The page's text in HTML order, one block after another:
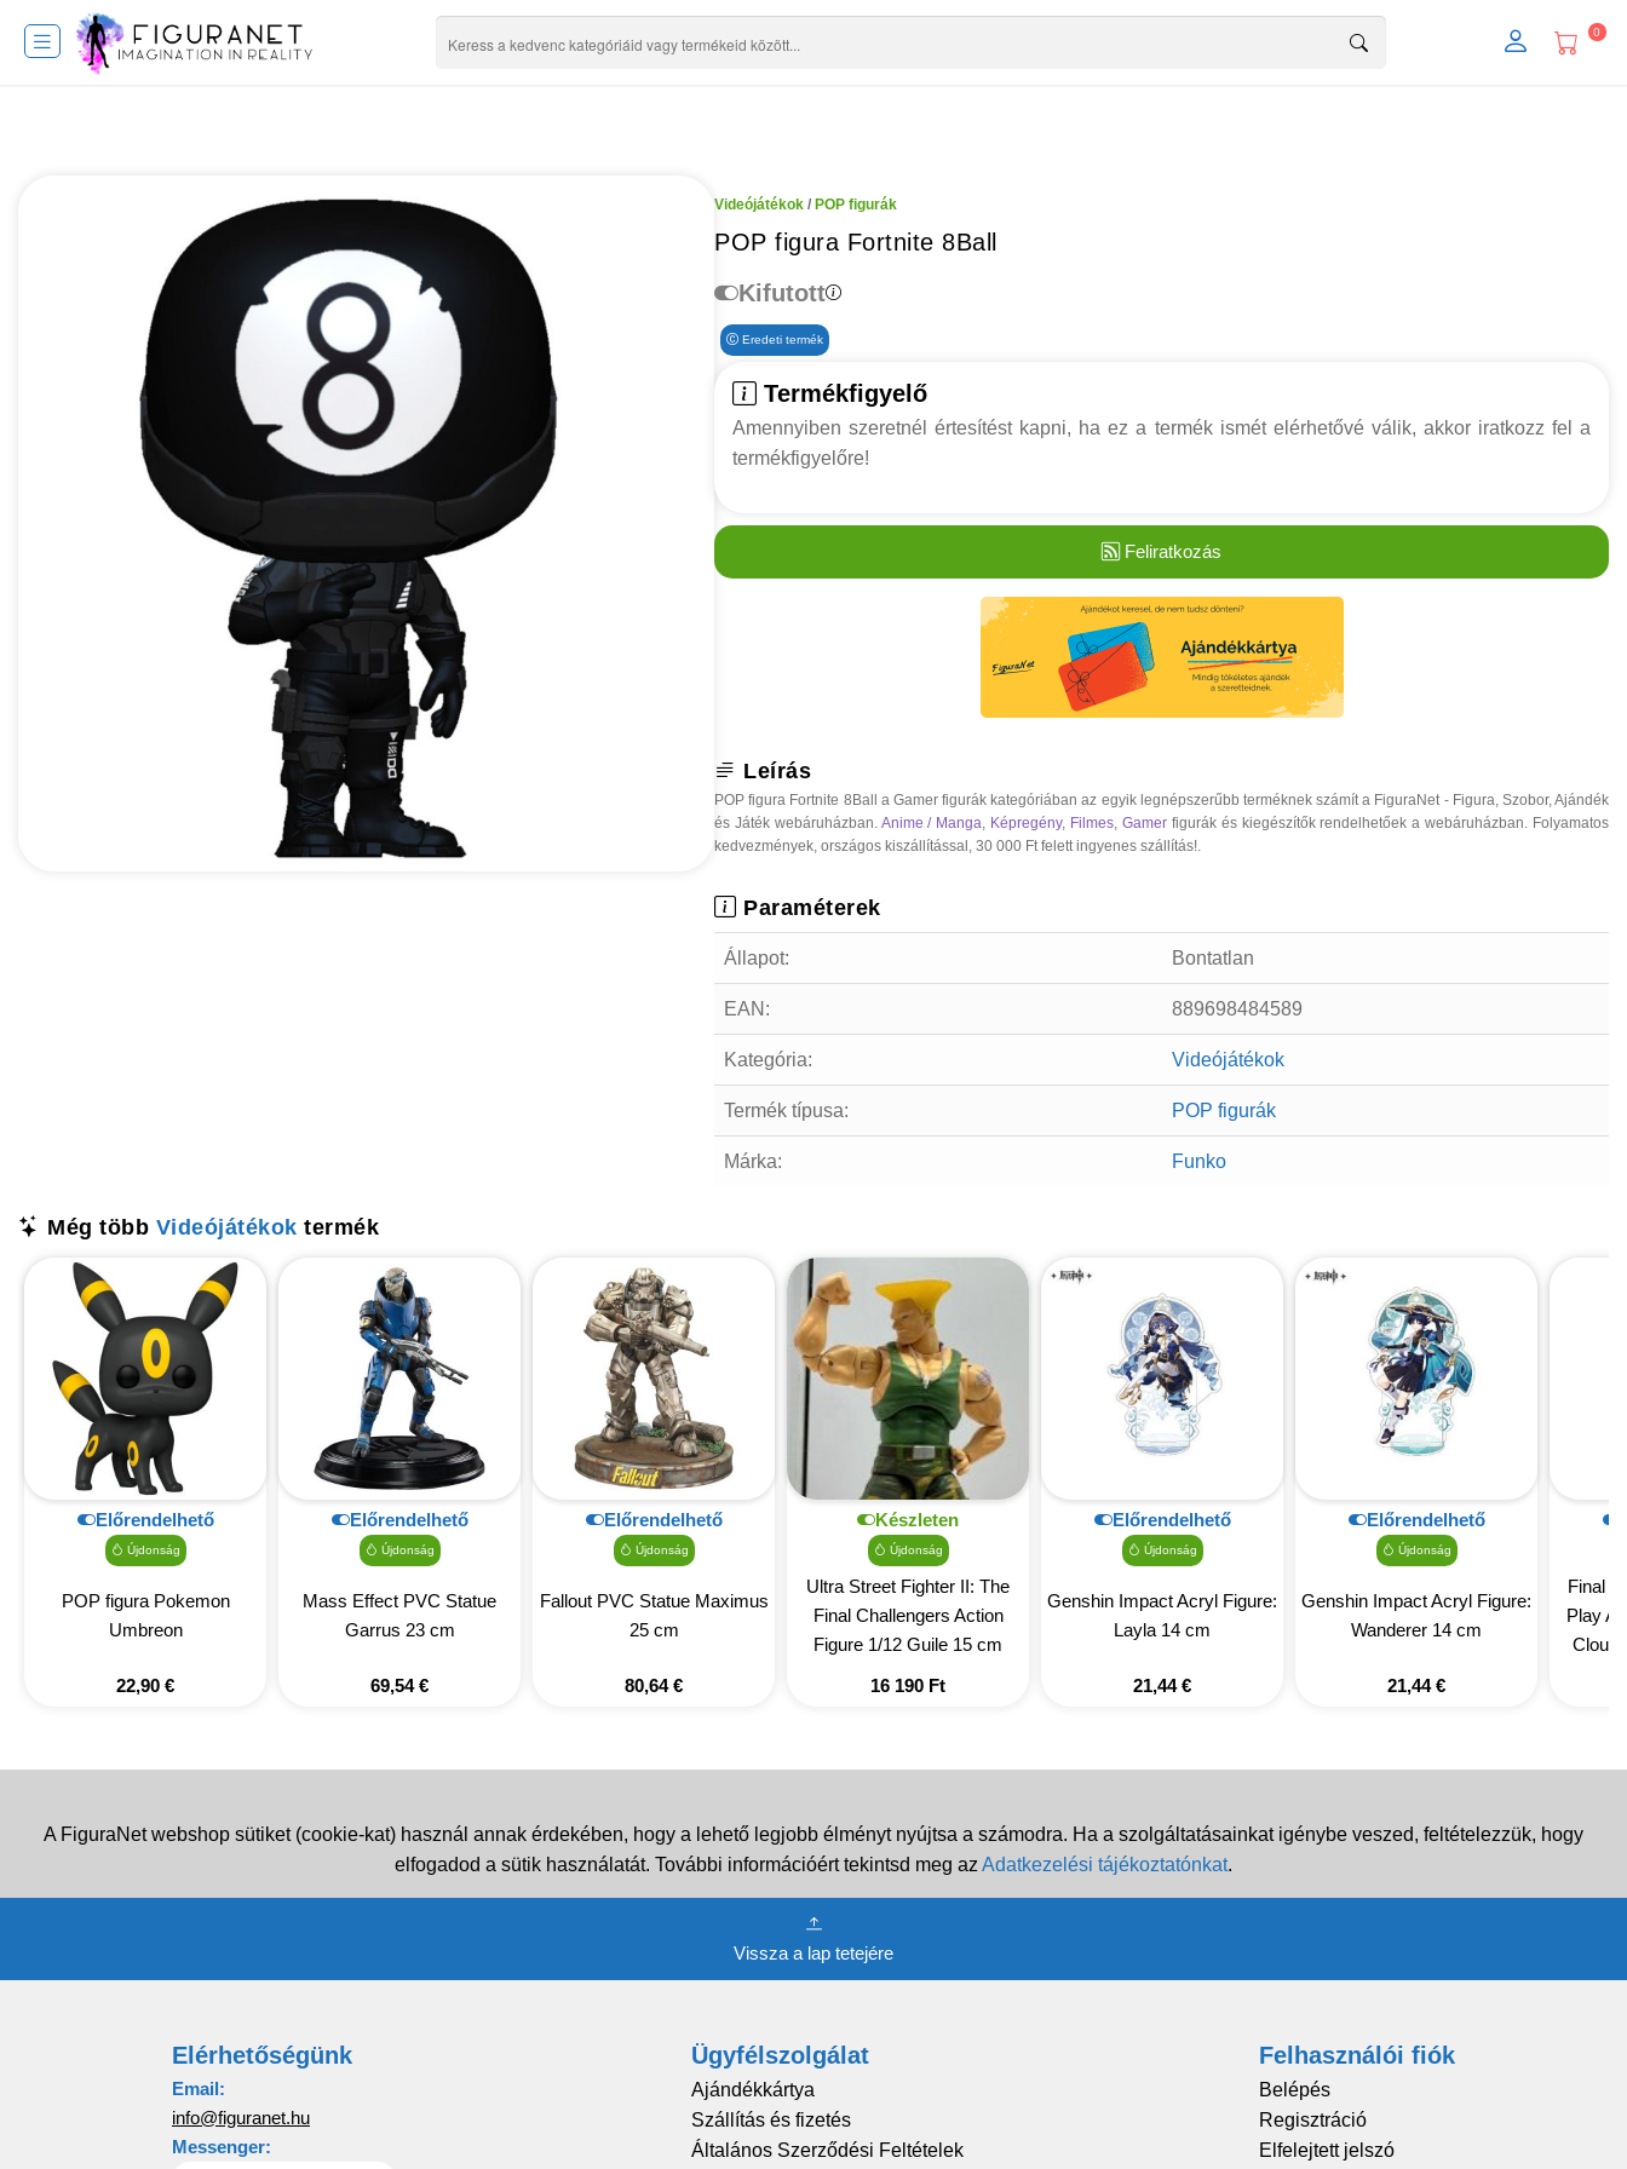
0
Videójátékok / POP figurák
POP figura Fortnite 8Ball
Kifutott
Eredeti termék
Termékfigyelő
Amennyiben szeretnél értesítést kapni, ha ez a termék ismét elérhetővé válik, akkor iratkozz fel a
termékfigyelőre!
Feliratkozás
Leírás
POP figura Fortnite 8Ball a Gamer figurák kategóriában az egyik legnépszerűbb terméknek számít a FiguraNet - Figura, Szobor, Ajándék
és Játék webáruházban. Anime / Manga Képregény, Filmes Gamerfigurák és kiegészítők rendelhetőek a webáruházban. Folyamatos
kedvezmények, országos kiszállítással, 30 000 Ft felett ingyenes szállítás!.
Paraméterek
Állapot: Bontatlan
EAN: 889698484589
Kategória: Videójátékok
Termék típusa: POP figurák
Márka: Funko
Még több Videójátékok termék
Előrendelhető
Újdonság
POP figura Pokemon
Umbreon
22,90 €
Előrendelhető
Újdonság
Mass Effect PVC Statue
Garrus 23 cm
69,54€
Előrendelhető
Újdonság
Fallout PVC Statue Maximus
25 cm
80,64€
Készleten
Újdonság
Ultra Street Fighter II: The
Final Challengers Action
Figure 1/12 Guile 15 cm
16 190 Ft
Előrendelhető
Újdonság
Genshin Impact Acryl Figure:
Layla 14 cm
21,44€
Előrendelhető
Újdonság
Genshin Impact Acryl Figure:
Wanderer 14 cm
21,44€
Final
Play
Cloud
A FiguraNet webshop sütiket (cookie-kat) használ annak érdekében, hogy a lehető legjobb élményt nyújtsa a számodra. Ha a szolgáltatásainkat igénybe veszed, feltételezzük, hogy
elfogadod a sütik használatát. További információért tekintsd meg az Adatkezelési tájékoztatónkat.
Vissza a lap tetejére
Elérhetőségünk
Email:
info@figuranet.hu
Messenger:
Ügyfélszolgálat
Ajándékkártya
Szállítás és fizetés
Általános Szerződési Feltételek
Felhasználói fiók
Belépés
Regisztráció
Elfelejtett jelszó